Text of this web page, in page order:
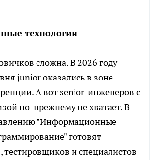
технологии
сложна. В 2026 году
junior оказались в зоне
А вот senior-инженеров с
по-прежнему не хватает. В
"Информационные
готовят
тестировщиков и специалистов